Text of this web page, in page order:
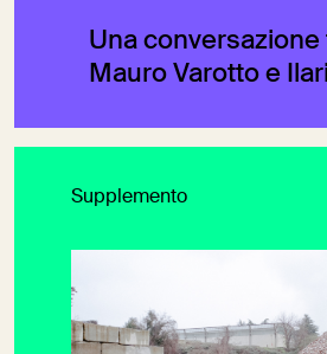
Una conversazione
Mauro Varotto e
Supplemento